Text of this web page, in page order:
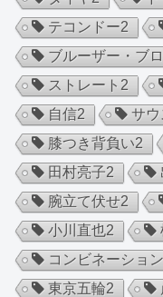
テコンドー2
ブルーザー・ブ
ストレート 2
自信2 サウ
膝つき背負い2
田村亮子2
腕立て伏せ2
小川直也2
コンビネーション
東京五輪2